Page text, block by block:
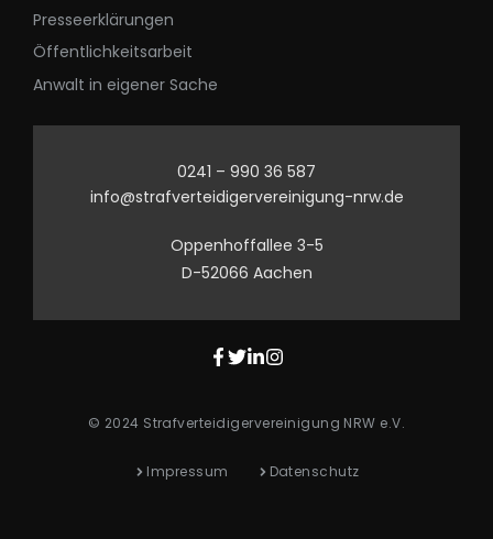
Presseerklärungen
Öffentlichkeitsarbeit
Anwalt in eigener Sache
0241 – 990 36 587
info@strafverteidigervereinigung-nrw.de
Oppenhoffallee 3-5
D-52066 Aachen
© 2024 Strafverteidigervereinigung NRW e.V.
Impressum Datenschutz